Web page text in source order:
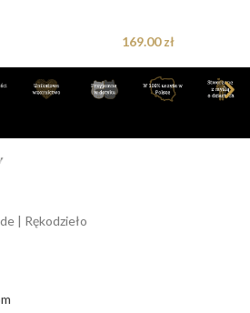
169.00zł
| Rękodzieło